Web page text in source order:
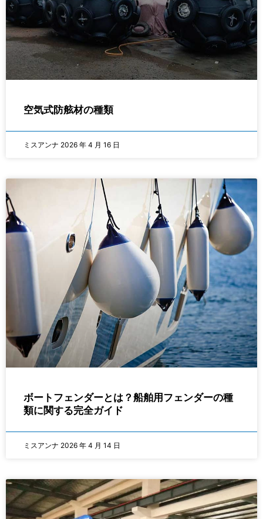
空気式防舷材の種類
ミスアンナ 2026 年 4 月 16 日
ボートフェンダーとは？船舶用フェンダーの種
類に関する完全ガイド
ミスアンナ 2026 年 4 月 14 日